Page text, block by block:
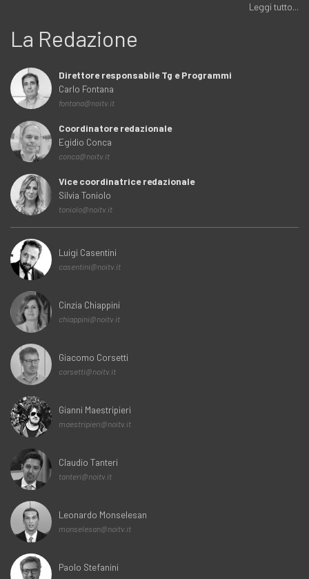
Leggi tutto...
La Redazione
Direttore responsabile Tg e Programmi
Carlo Fontana
fontana@noitv.it
Coordinatore redazionale
Egidio Conca
conca@noitv.it
Vice coordinatrice redazionale
Silvia Toniolo
toniolo@noitv.it
Luigi Casentini
casentini@noitv.it
Cinzia Chiappini
chiappini@noitv.it
Giacomo Corsetti
corsetti@noitv.it
Gianni Maestripieri
maestripieri@noitv.it
Claudio Tanteri
tanteri@noitv.it
Leonardo Monselesan
monselesan@noitv.it
Paolo Stefanini